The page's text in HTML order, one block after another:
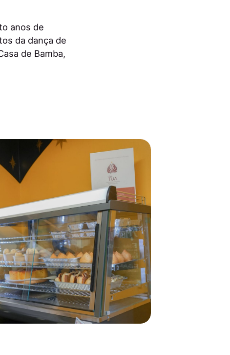
anos de
da dança de
de Bamba,